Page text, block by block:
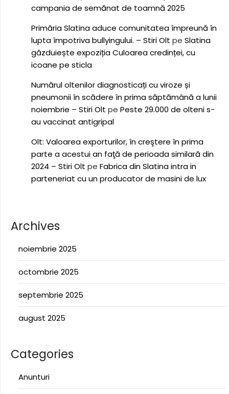
campania de semănat de toamnă 2025
Primăria Slatina aduce comunitatea împreună în
lupta împotriva bullyingului. – Stiri Olt pe Slatina
găzduiește expoziția Culoarea credinței, cu
icoane pe sticla
Numărul oltenilor diagnosticați cu viroze și
pneumonii în scădere în prima săptămână a lunii
noiembrie – Stiri Olt pe Peste 29.000 de olteni s-
au vaccinat antigripal
Olt: Valoarea exporturilor, în creştere în prima
parte a acestui an faţă de perioada similară din
2024 – Stiri Olt pe Fabrica din Slatina intra in
parteneriat cu un producator de masini de lux
Archives
noiembrie 2025
octombrie 2025
septembrie 2025
august 2025
Categories
Anunturi